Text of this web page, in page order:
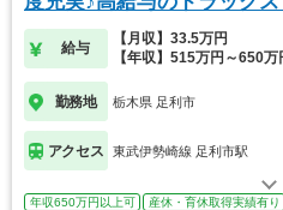
給与
【月収】33.5万円
【年収】515万円～650万
勤務地 栃木県 足利市
アクセス 東武伊勢崎線 足利市駅
年収650万円以上可 産休・育休取得実績有り